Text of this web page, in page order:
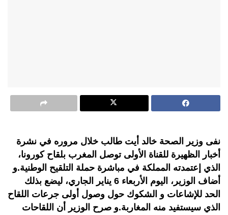
نفى وزير الصحة خالد أيت طالب خلال مروره في نشرة
أخبار الظهيرة للقناة الأولى توصل المغرب بلقاح كورونا،
الذي إعتمدته المملكة في مباشرة حملة التلقيح الوطنية.و
أضاف الوزير، اليوم الأربعاء 6 يناير الجاري، ليضع بذلك
الحد للإشاعات و الشكوك حول وصول أولى جرعات اللقاح
الذي سيستفيد منه المغاربة.و صرح الوزير أن اللقاحات